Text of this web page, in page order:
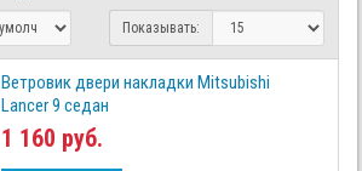
Показывать:
Ветровик двери накладки Mitsubishi
Lancer 9 седан
1 160 руб.